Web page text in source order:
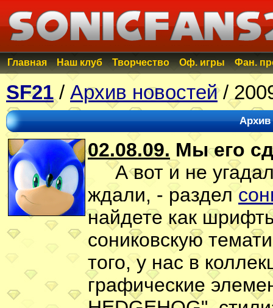
Главная Наш клуб Творчество Оф. игры Фан.
SF21 / Архив новостей/
Архив
02.08.09. Мы его
А вот и не
ждали, - раздел
найдете как
сониковскую
того, у нас в
графические